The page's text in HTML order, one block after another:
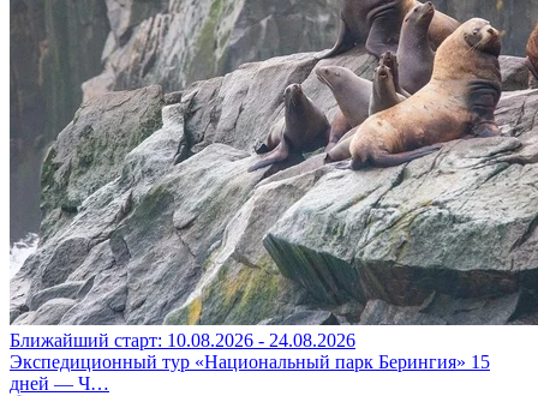
Ближайший старт: 10.08.2026 - 24.08.2026
Экспедиционный тур «Национальный парк Берингия» 15
дней — Ч…